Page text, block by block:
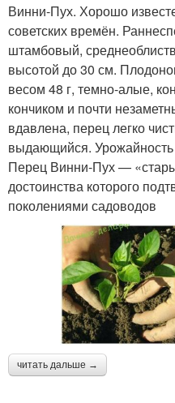
Винни-Пух. Хорошо
советских времён.
штамбовый,
высотой до 30 см.
весом 48 г, темно-алые,
кончиком и почти
вдавлена, перец легко
выдающийся. Урожайность
Перец Винни-Пух —
достоинства которого
поколениями садоводов
читать дальше →